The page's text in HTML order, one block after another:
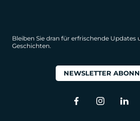
Bleiben Sie dran für erfrischende Updates
Geschichten.
NEWSLETTER